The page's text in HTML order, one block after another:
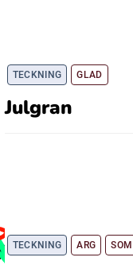
TECKNING GLAD
Julgran
TECKNING ARG